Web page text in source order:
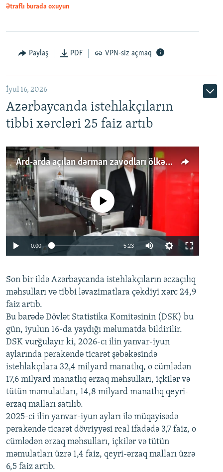
Ətraflı burada oxuyun
Paylaş PDF VPN-siz açmaq
İyul 16, 2026
Azərbaycanda istehlakçıların
tibbi xərcləri 25 faiz artıb
Ard-arda açılan dərman zavodları ölkənin tələbatını ödəyirmi?
Auto 240p 360p 480p
720p 1080p
No media source currently available
0:00 5:23
360p
480p
720p
1080p
Son bir ildə Azərbaycanda istehlakçıların əczaçılıq
məhsulları və tibbi ləvazimatlara çəkdiyi xərc 24,9
faiz artıb.
Bu barədə Dövlət Statistika Komitəsinin (DSK) bu
gün, iyulun 16-da yaydığı məlumatda bildirilir.
DSK vurğulayır ki, 2026-cı ilin yanvar-iyun
aylarında pərakəndə ticarət şəbəkəsində
istehlakçılara 32,4 milyard manatlıq, o cümlədən
17,6 milyard manatlıq ərzaq məhsulları, içkilər və
tütün məmulatları, 14,8 milyard manatlıq qeyri-
ərzaq malları satılıb.
2025-ci ilin yanvar-iyun ayları ilə müqayisədə
pərakəndə ticarət dövriyyəsi real ifadədə 3,7 faiz, o
cümlədən ərzaq məhsulları, içkilər və tütün
məmulatları üzrə 1,4 faiz, qeyri-ərzaq malları üzrə
6,5 faiz artıb.